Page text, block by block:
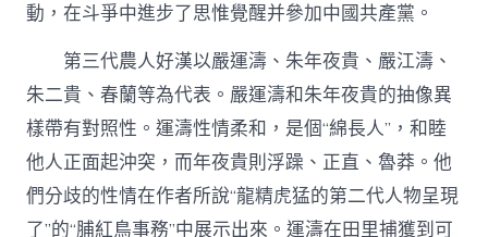
動，在斗爭中進步了思惟覺醒并參加中國共產黨。
第三代農人好漢以嚴運濤、朱年夜貴、嚴江濤、
朱二貴、春蘭等為代表。嚴運濤和朱年夜貴的抽像異
樣帶有對照性。運濤性情柔和，是個“綿長人”，和睦
他人正面起沖突，而年夜貴則浮躁、正直、魯莽。他
們分歧的性情在作者所說“龍精虎猛的第二代人物呈現
了”的“脯紅鳥事務”中展示出來。運濤在田里捕獲到可